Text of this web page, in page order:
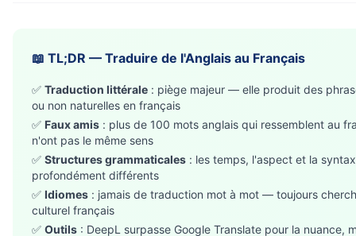
📖 TL;DR — Traduire de l'Anglais au Français
✅ Traduction littérale : piège majeur — elle produit des
ou non naturelles en français
✅ Faux amis : plus de 100 mots anglais qui ressemblent au
n'ont pas le même sens
✅ Structures grammaticales : les temps, l'aspect et la
profondément différents
✅ Idiomes : jamais de traduction mot à mot — toujours
culturel français
✅ Outils : DeepL surpasse Google Translate pour la nuance,